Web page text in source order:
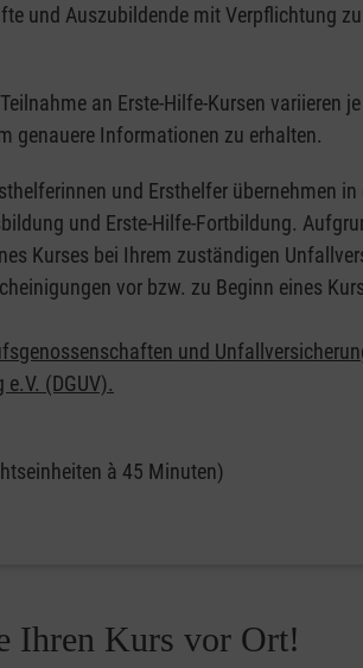
und Auszubildende mit Verpflichtung
an Erste-Hilfe-Kursen variieren
genauere Informationen zu erhalten.
und Ersthelfer übernehmen
und Erste-Hilfe-Fortbildung.
Kurses bei Ihrem zuständigen
vor bzw. zu Beginn eines
und
(DGUV).
à 45 Minuten)
Ihren Kurs vor Ort!